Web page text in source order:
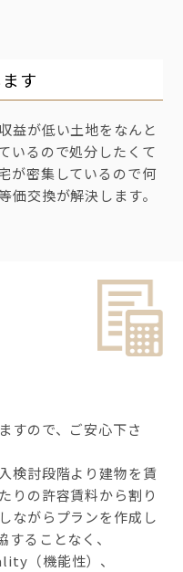
す
益が低い土地をなんと
いるので処分したくて
が密集しているので何
価交換が解決します。
すので、ご安心下さ
検討段階より建物を賃
りの許容賃料から割り
ながらプランを作成し
ることなく、
（機能性）、